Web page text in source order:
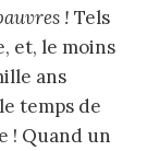
! Tels
et, le moins
ans
temps de
! Quand un